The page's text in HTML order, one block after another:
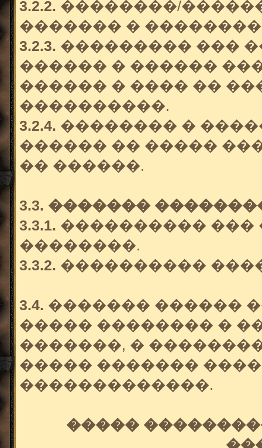
3.2.2. ��������/
������� �
3.2.3. ��������� ���
������ � ������
������ � ���� ��
����������.
3.2.4. �������� �
������ �� �����
�� ������.
3.3. �������
3.3.1. ���������� ���
��������.
3.3.2. ����������
3.4. ������� ������
����� �������� �
�������, �
����� �������
�������������.
�����